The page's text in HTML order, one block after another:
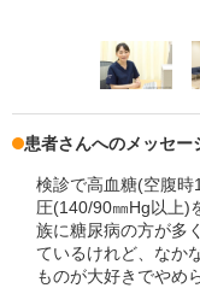
患者さんへのメッセー
検診で高血糖(空腹
圧(140/90㎜Hg以上)
族に糖尿病の方が多
ているけれど、なか
ものが大好きでやめ